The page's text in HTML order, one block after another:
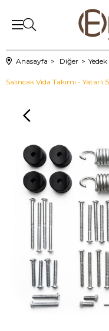
Anasayfa Diğer
Salıncak Vida Takımı - Yatarlı